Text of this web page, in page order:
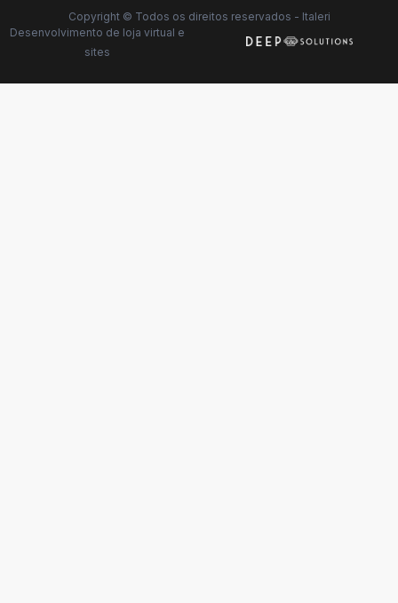
Copyright © Todos os direitos reservados - Italeri
Desenvolvimento de loja virtual e
sites